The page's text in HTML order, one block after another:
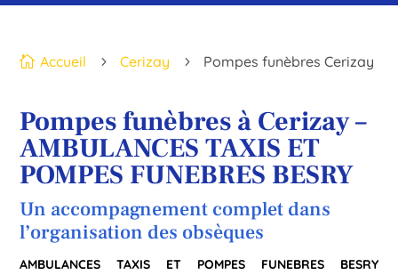
 Accueil 5 Cerizay 5 Pompes funèbres Cerizay
Pompes funèbres à Cerizay –
AMBULANCES TAXIS ET
POMPES FUNEBRES BESRY
Un accompagnement complet dans
l’organisation des obsèques
AMBULANCES TAXIS ET POMPES FUNEBRES BESRY